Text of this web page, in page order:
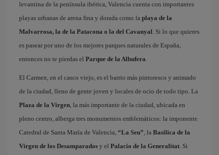
levantina de la península ibérica, Valencia cuenta con importantes
playas urbanas de arena fina y dorada como la playa de la
Malvarrosa, la de la Patacona o la del Cavanyal. Si lo que quieres
es pasear por uno de los mejores parques naturales de España,
entonces no te pierdas el Parque de la Albufera.
El Carmen, en el casco viejo, es el barrio más pintoresco y animado
de la ciudad, lleno de gente joven y locales de ocio de todo tipo. La
Plaza de la Virgen, la más importante de la ciudad, ubicada en
pleno centro, alberga tres monumentos emblemáticos: la imponente
Catedral de Santa María de Valencia, “La Seu”, la Basílica de la
Virgen de los Desamparados y el Palacio de la Generalitat. Si